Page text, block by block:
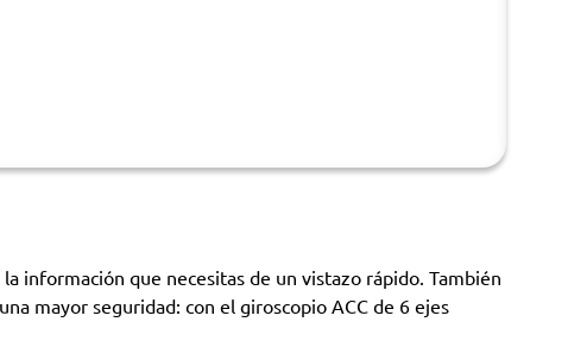
información que necesitas de un vistazo rápido. También
mayor seguridad: con el giroscopio ACC de 6 ejes